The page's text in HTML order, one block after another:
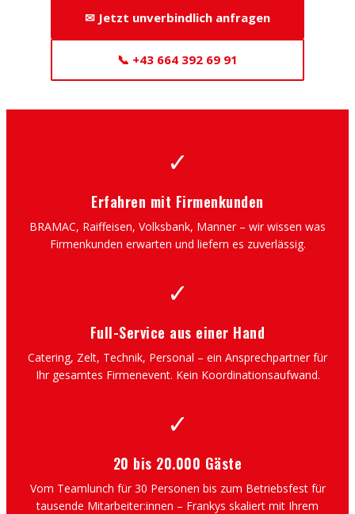
✉ Jetzt unverbindlich anfragen
📞 +43 664 392 69 91
✓
Erfahren mit Firmenkunden
BRAMAC, Raiffeisen, Volksbank, Manner – wir wissen was
Firmenkunden erwarten und liefern es zuverlässig.
✓
Full-Service aus einer Hand
Catering, Zelt, Technik, Personal – ein Ansprechpartner für
Ihr gesamtes Firmenevent. Kein Koordinationsaufwand.
✓
20 bis 20.000 Gäste
Vom Teamlunch für 30 Personen bis zum Betriebsfest für
tausende Mitarbeiter:innen – Frankys skaliert mit Ihrem